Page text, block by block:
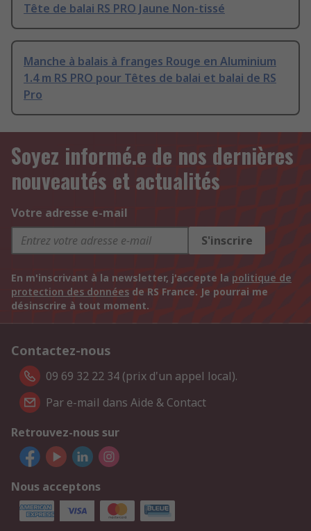
Tête de balai RS PRO Jaune Non-tissé
Manche à balais à franges Rouge en Aluminium
1.4 m RS PRO pour Têtes de balai et balai de RS
Pro
Soyez informé.e de nos dernières
nouveautés et actualités
Votre adresse e-mail
S'inscrire
En m'inscrivant à la newsletter, j'accepte la politique de
protection des données de RS France. Je pourrai me
désinscrire à tout moment.
Contactez-nous
09 69 32 22 34 (prix d'un appel local).
Par e-mail dans Aide & Contact
Retrouvez-nous sur
Nous acceptons